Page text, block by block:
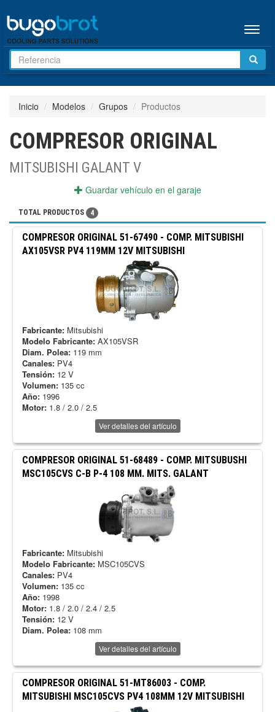
Menú
Inicio Modelos Grupos Productos
COMPRESOR ORIGINAL
MITSUBISHI GALANT V
Guardar vehículo en el garaje
TOTAL PRODUCTOS 4
COMPRESOR ORIGINAL 51-67490 - COMP. MITSUBISHI
AX105VSR PV4 119MM 12V MITSUBISHI
Fabricante: Mitsubishi
Modelo Fabricante: AX105VSR
Diam. Polea: 119 mm
Canales: PV4
Tensión: 12 V
Volumen: 135 cc
Año: 1996
Motor: 1.8 / 2.0 / 2.5
Ver detalles del artículo
COMPRESOR ORIGINAL 51-68489 - COMP. MITSUBUSHI
MSC105CVS C-B P-4 108 MM. MITS. GALANT
Fabricante: Mitsubishi
Modelo Fabricante: MSC105CVS
Canales: PV4
Volumen: 135 cc
Año: 1998
Motor: 1.8 / 2.0 / 2.4 / 2.5
Tensión: 12 V
Diam. Polea: 108 mm
Ver detalles del artículo
COMPRESOR ORIGINAL 51-MT86003 - COMP.
MITSUBISHI MSC105CVS PV4 108MM 12V MITSUBISHI